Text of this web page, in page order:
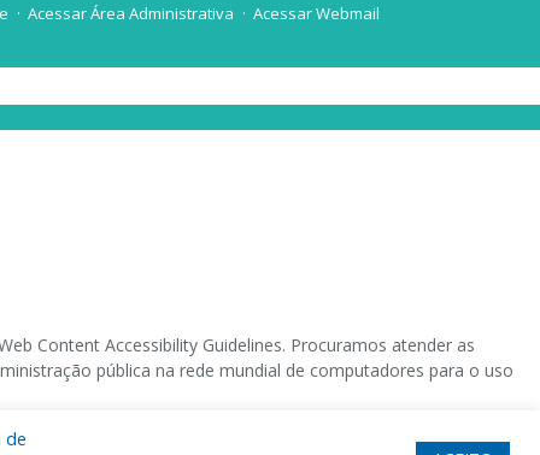
Acessar Área Administrativa Acessar Webmail
de
Content Accessibility Guidelines. Procuramos atender as
pública na rede mundial de computadores para o uso
operacional destinado deficientes visuais.